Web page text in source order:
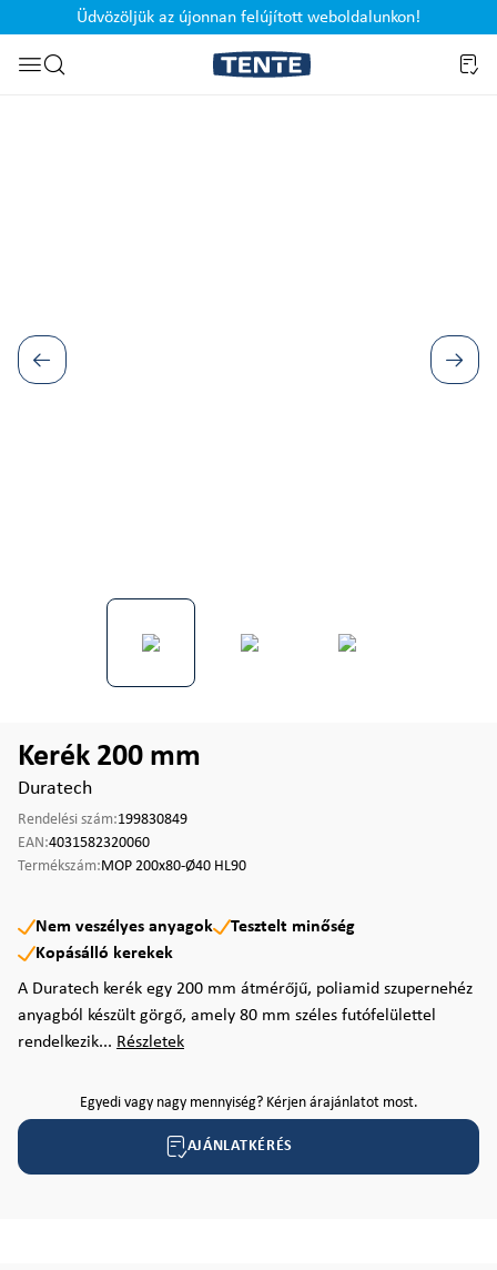
Ugrás a kereséshez
Üdvözöljük az újonnan felújított weboldalunkon!
Kerék 200 mm
Duratech
Rendelési szám:199830849
EAN:4031582320060
Termékszám:MOP 200x80-Ø40 HL90
Nem veszélyes anyagok
Tesztelt minőség
Kopásálló kerekek
A Duratech kerék egy 200 mm átmérőjű, poliamid szupernehéz
anyagból készült görgő, amely 80 mm széles futófelülettel
rendelkezik... Részletek
Egyedi vagy nagy mennyiség? Kérjen árajánlatot most.
AJÁNLATKÉRÉS